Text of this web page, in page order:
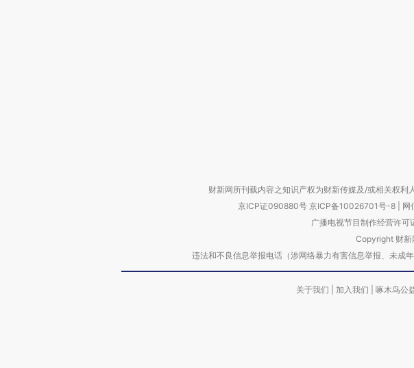
财新网所刊载内容之知识产权为财新传媒及/或相关权利
京ICP证090880号 京ICP备10026701号-8 网
广播电视节目制作经营许可
Copyright 财新
违法和不良信息举报电话（涉网络暴力有害信息举报、未
关于我们 加入我们 啄木鸟公